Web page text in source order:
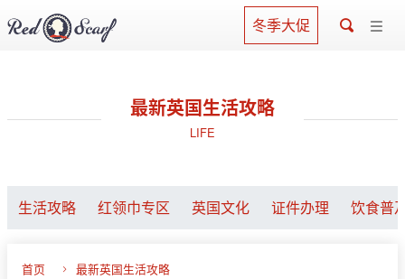
冬季大促
最新英国生活攻略
LIFE
生活攻略 红领巾专区 英国文化 证件办理 饮食普
首页 最新英国生活攻略